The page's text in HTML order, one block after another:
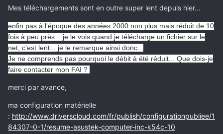
Mes téléchargements sont en outre super lent depuis hier...
enfin pas à l'époque des années 2000 non plus mais réduit de 10
fois à peu près... je le vois quand je télécharge un fichier sur le
net, c'est lent... je le remarque ainsi donc...
Je ne comprends pas pourquoi le débit à été réduit... Que dois-je
faire contacter mon FAI ?
merci par avance,
ma configuration matérielle
: http://www.driverscloud.com/fr/publish/configurationpubliee/1
84307-0-1/resume-asustek-computer-inc-k54c-10